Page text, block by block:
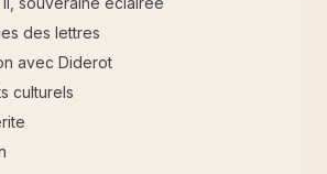
des lettres
avec Diderot
culturels